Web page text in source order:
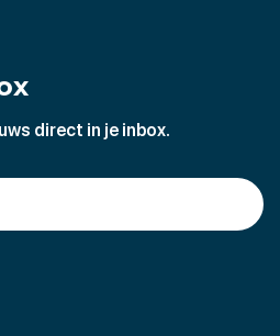
direct in je inbox.